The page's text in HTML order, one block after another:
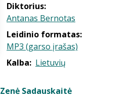
Diktorius:
Antanas Bernotas
Leidinio formatas:
MP3 (garso įrašas)
Kalba: Lietuvių
Zenė Sadauskaitė